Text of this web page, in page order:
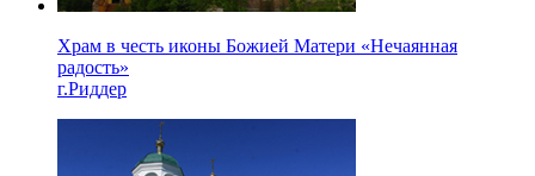
Храм в честь иконы Божией Матери «Нечаянная
радость»
г.Риддер